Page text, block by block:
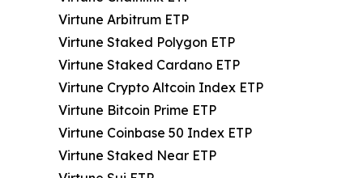
Virtune Arbitrum ETP
Virtune Staked Polygon ETP
Virtune Staked Cardano ETP
Virtune Crypto Altcoin Index ETP
Virtune Bitcoin Prime ETP
Virtune Coinbase 50 Index ETP
Virtune Staked Near ETP